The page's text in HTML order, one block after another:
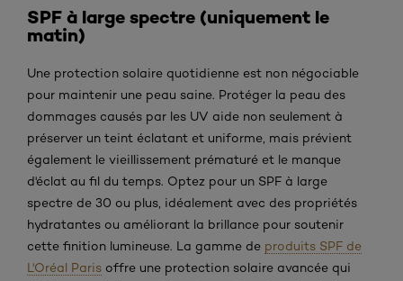
SPF à large spectre (uniquement le
matin)
Une protection solaire quotidienne est non négociable
pour maintenir une peau saine. Protéger la peau des
dommages causés par les UV aide non seulement à
préserver un teint éclatant et uniforme, mais prévient
également le vieillissement prématuré et le manque
d'éclat au fil du temps. Optez pour un SPF à large
spectre de 30 ou plus, idéalement avec des propriétés
hydratantes ou améliorant la brillance pour soutenir
cette finition lumineuse. La gamme de produits SPF de
L'Oréal Paris offre une protection solaire avancée qui